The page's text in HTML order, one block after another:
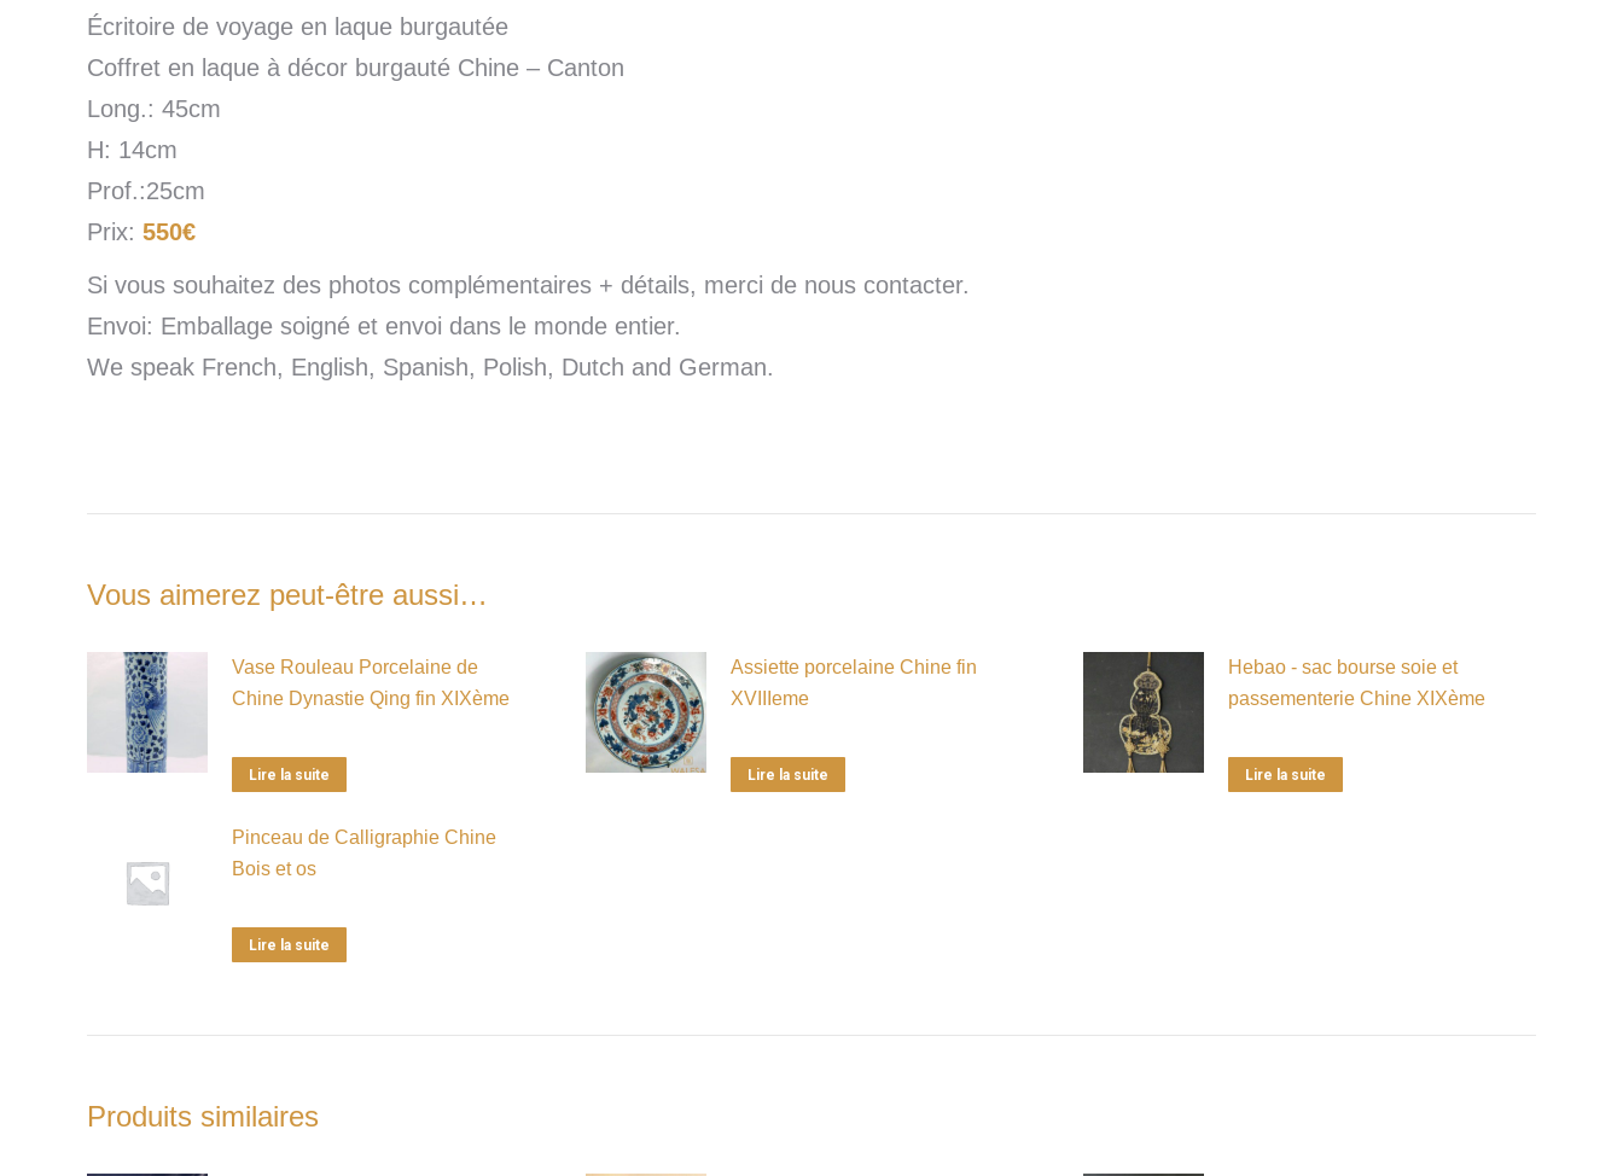
Écritoire de voyage en laque burgautée
Coffret en laque à décor burgauté Chine – Canton
Long.: 45cm
H: 14cm
Prof.:25cm
Prix: 550€
Si vous souhaitez des photos complémentaires + détails, merci de nous contacter.
Envoi: Emballage soigné et envoi dans le monde entier.
We speak French, English, Spanish, Polish, Dutch and German.
Vous aimerez peut-être aussi…
Vase Rouleau Porcelaine de
Chine Dynastie Qing fin XIXème
Lire la suite
Assiette porcelaine Chine fin
XVIIIeme
Lire la suite
Hebao - sac bourse soie et
passementerie Chine XIXème
Lire la suite
Pinceau de Calligraphie Chine
Bois et os
Lire la suite
Produits similaires